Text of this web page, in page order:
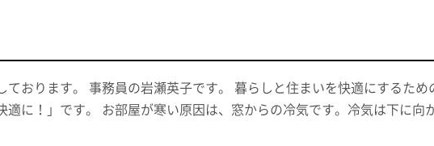
ております。 事務員の岩瀬英子です。 暮らしと住まいを快適にするた
適に！」です。 お部屋が寒い原因は、窓からの冷気です。冷気は下に向